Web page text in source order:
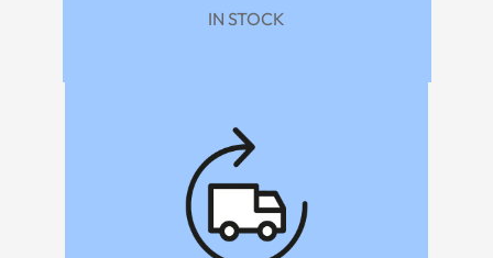
IN STOCK